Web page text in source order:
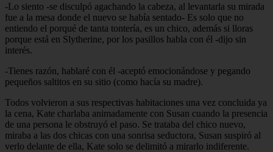
-Lo siento -se disculpó agachando la cabeza, al levantarla su mirada
fue a la mesa donde el nuevo se había sentado- Es solo que no
entiendo el porqué de tanta tontería, es un chico, además si lloras
porque está en Slytherine, por los pasillos habla con él -dijo sin
interés.
-Tienes razón, hablaré con él -aceptó emocionándose y pegando
pequeños saltitos en su sitio (como hacía su madre).
Todos volvieron a sus respectivas habitaciones una vez concluida ya
la cena, Kate charlaba animadamente con Susan cuando la presencia
de una persona le obstruyó el paso. Se trataba del chico nuevo,
miraba a las dos chicas con una sonrisa seductora, Susan suspiró al
verlo delante de ella, Kate solo se delimitó a mirarlo indiferente.